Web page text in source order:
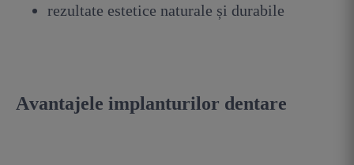
rezultate estetice naturale și durabile
Avantajele implanturilor dentare